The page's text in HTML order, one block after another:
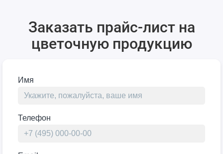
Заказать прайс-лист на
цветочную продукцию